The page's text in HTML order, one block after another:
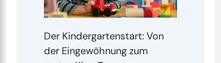
Der Kindergartenstart: Von
der Eingewöhnung zum